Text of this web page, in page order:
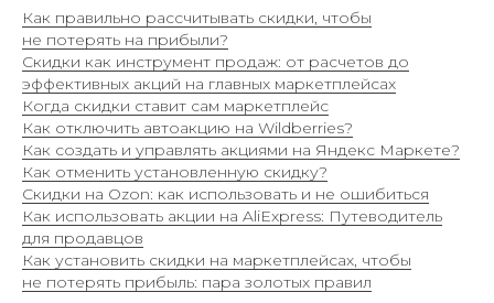
Как правильно рассчитывать скидки, чтобы
не потерять на прибыли?
Скидки как инструмент продаж: от расчетов до
эффективных акций на главных маркетплейсах
Когда скидки ставит сам маркетплейс
Как отключить автоакцию на Wildberries?
Как создать и управлять акциями на Яндекс Маркете?
Как отменить установленную скидку?
Скидки на Ozon: как использовать и не ошибиться
Как использовать акции на AliExpress: Путеводитель
для продавцов
Как установить скидки на маркетплейсах, чтобы
не потерять прибыль: пара золотых правил